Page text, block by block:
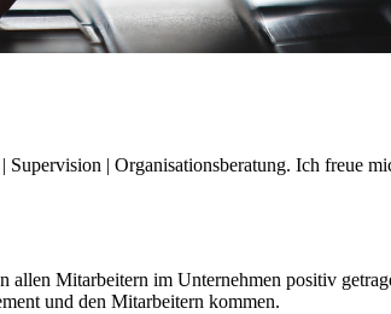
| Organisationsberatung. Ich freue
Mitarbeitern im Unternehmen positiv
und den Mitarbeitern kommen.